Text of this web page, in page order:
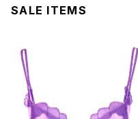
SALE ITEMS